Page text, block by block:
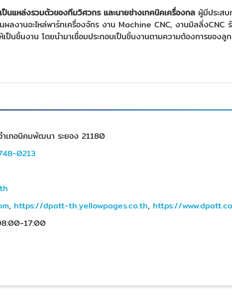
แหล่งรวมตัวของทีมวิศวกร และนายช่างเทคนิคเครื่องกล ผู้มีประส
ลงานอะไหล่พาร์ทเครื่องจักร งาน Machine CNC, งานมิลลิ่ง
เป็นชิ้นงาน โดยนำมาเชื่อมประกอบเป็นชิ้นงานตามความต้องการของ
เภอนิคมพัฒนา ระยอง 21180
0213
, https://dpatt-th.yellowpages.co.th, https://
17:00